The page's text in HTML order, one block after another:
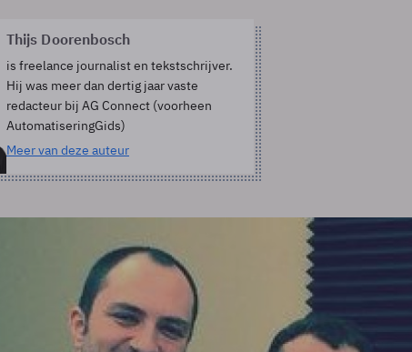
Thijs Doorenbosch
is freelance journalist en tekstschrijver.
Hij was meer dan dertig jaar vaste
redacteur bij AG Connect (voorheen
AutomatiseringGids)
Meer van deze auteur